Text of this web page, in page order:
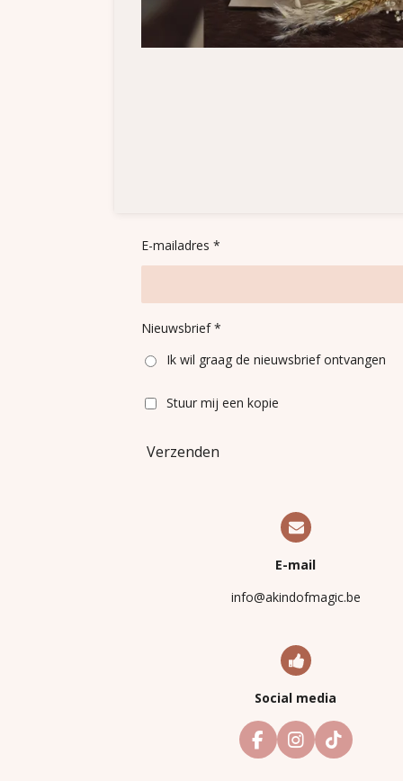
E-mailadres *
Nieuwsbrief *
Ik wil graag de nieuwsbrief ontvangen
Stuur mij een kopie
Verzenden
E-mail
info@akindofmagic.be
Social media
F
a
I
n
T
i